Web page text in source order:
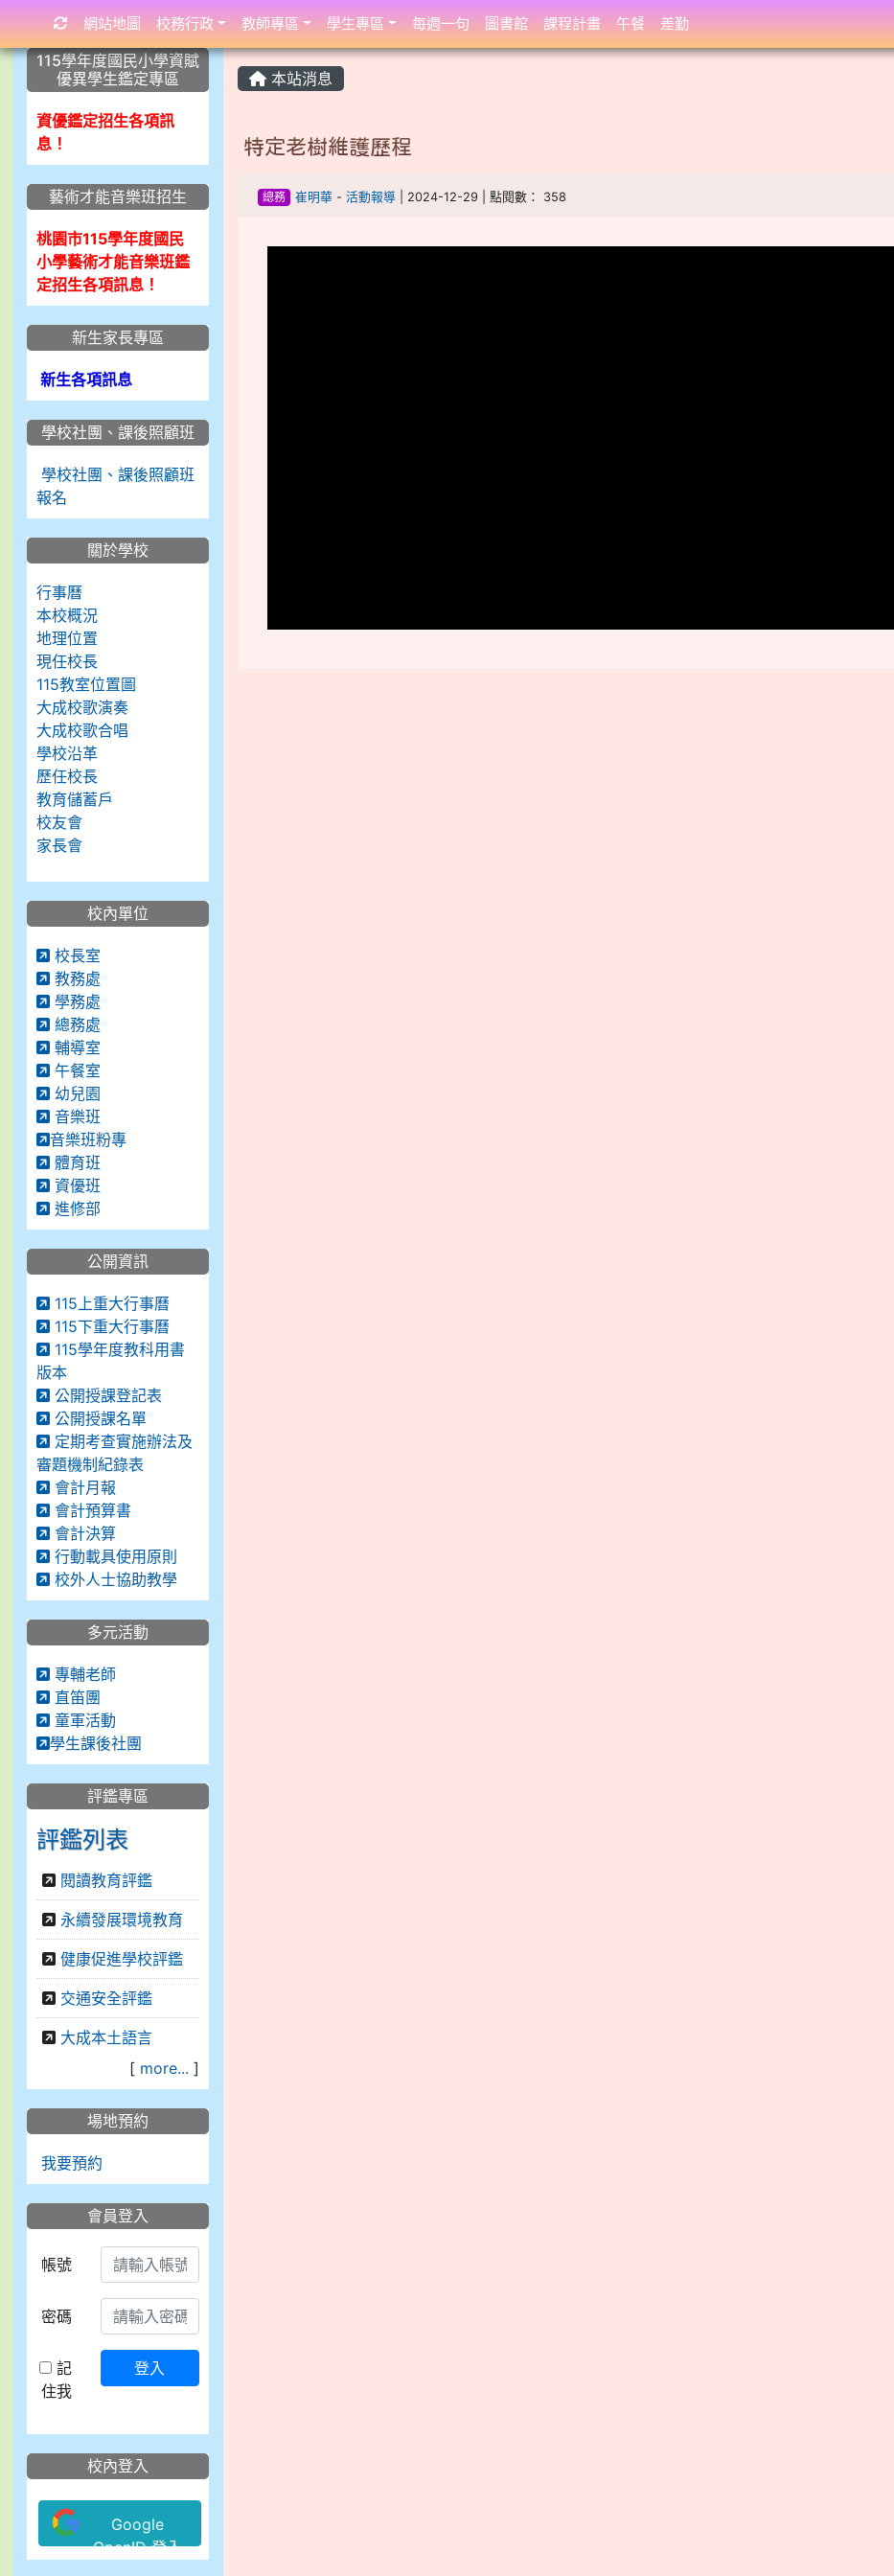
:::
本站消息
特定老樹維護歷程
總務 崔明華- 活動報導| 2024-12-29 | 點閱數： 358
:::115學年度國民小學資賦
優異學生鑑定專區
資優鑑定招生各項訊
息！
藝術才能音樂班招生
桃園市115學年度國民
小學藝術才能音樂班鑑
定招生各項訊息！
新生家長專區
新生各項訊息
學校社團、課後照顧班
學校社團、課後照顧班
報名
關於學校
行事曆
本校概況
地理位置
現任校長
115教室位置圖
大成校歌演奏
大成校歌合唱
學校沿革
歷任校長
教育儲蓄戶
校友會
家長會
校內單位
校長室
教務處
學務處
總務處
輔導室
午餐室
幼兒園
音樂班
音樂班粉專
體育班
資優班
進修部
公開資訊
115上重大行事曆
115下重大行事曆
115學年度教科用書
版本
公開授課登記表
公開授課名單
定期考查實施辦法及
審題機制紀錄表
會計月報
會計預算書
會計決算
行動載具使用原則
校外人士協助教學
多元活動
專輔老師
直笛團
童軍活動
學生課後社團
評鑑專區
評鑑列表
閱讀教育評鑑
永續發展環境教育
健康促進學校評鑑
交通安全評鑑
大成本土語言
[ more... ]
場地預約
我要預約
會員登入
帳號
密碼
記
住我
登入
校內登入
Google
OpenID 登入
::: 網站地圖 校務行政 教師專區 學生專區 每週一句 圖書館 課程計畫 午餐 差勤